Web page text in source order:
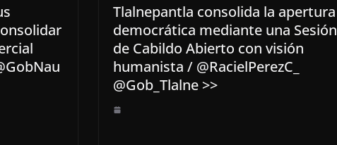
Tlalnepantla consolida la apertura
democrática mediante una Sesión
de Cabildo Abierto con visión
humanista / @RacielPerezC_
@Gob_Tlalne >>